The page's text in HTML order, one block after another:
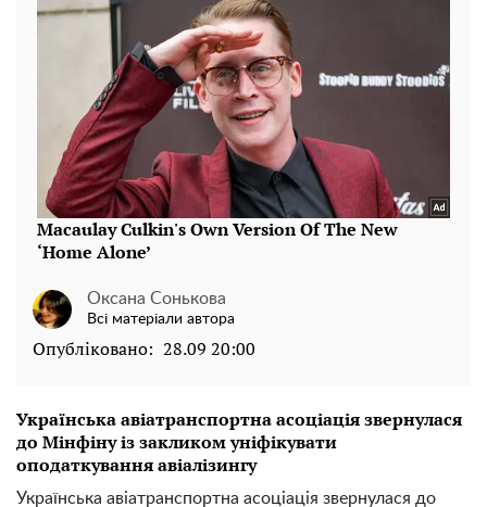
Оксана Сонькова
Всі матеріали автора
Опубліковано: 28.09 20:00
Українська авіатранспортна асоціація звернулася
до Мінфіну із закликом уніфікувати
оподаткування авіалізингу
Українська авіатранспортна асоціація звернулася до